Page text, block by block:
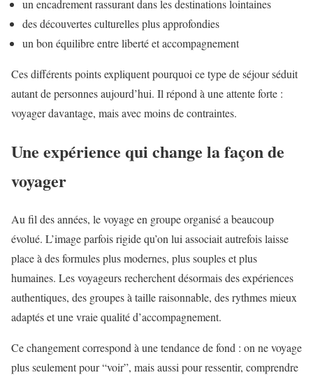
un encadrement rassurant dans les destinations lointaines
des découvertes culturelles plus approfondies
un bon équilibre entre liberté et accompagnement
Ces différents points expliquent pourquoi ce type de séjour séduit
autant de personnes aujourd’hui. Il répond à une attente forte :
voyager davantage, mais avec moins de contraintes.
Une expérience qui change la façon de
voyager
Au fil des années, le voyage en groupe organisé a beaucoup
évolué. L’image parfois rigide qu’on lui associait autrefois laisse
place à des formules plus modernes, plus souples et plus
humaines. Les voyageurs recherchent désormais des expériences
authentiques, des groupes à taille raisonnable, des rythmes mieux
adaptés et une vraie qualité d’accompagnement.
Ce changement correspond à une tendance de fond : on ne voyage
plus seulement pour “voir”, mais aussi pour ressentir, comprendre